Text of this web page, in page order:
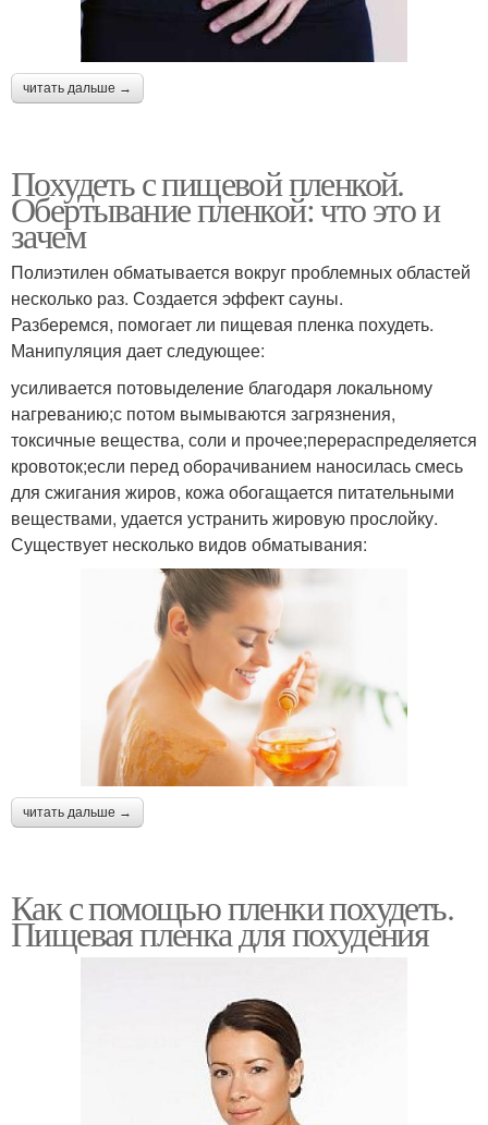
читать дальше →
Похудеть с пищевой пленкой.
Обертывание пленкой: что это и
зачем
Полиэтилен обматывается вокруг проблемных областей
несколько раз. Создается эффект сауны.
Разберемся, помогает ли пищевая пленка похудеть.
Манипуляция дает следующее:
усиливается потовыделение благодаря локальному
нагреванию;с потом вымываются загрязнения,
токсичные вещества, соли и прочее;перераспределяется
кровоток;если перед оборачиванием наносилась смесь
для сжигания жиров, кожа обогащается питательными
веществами, удается устранить жировую прослойку.
Существует несколько видов обматывания:
читать дальше →
Как с помощью пленки похудеть.
Пищевая пленка для похудения